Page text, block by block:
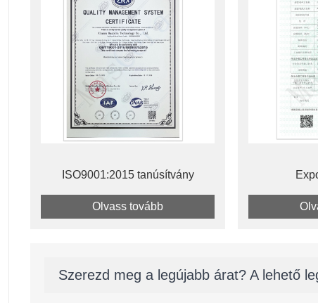
ISO9001:2015 tanúsítvány
Olvass tovább
Szerezd meg a legújabb árat? A lehető